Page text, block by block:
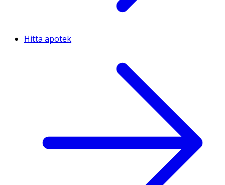
Hitta apotek